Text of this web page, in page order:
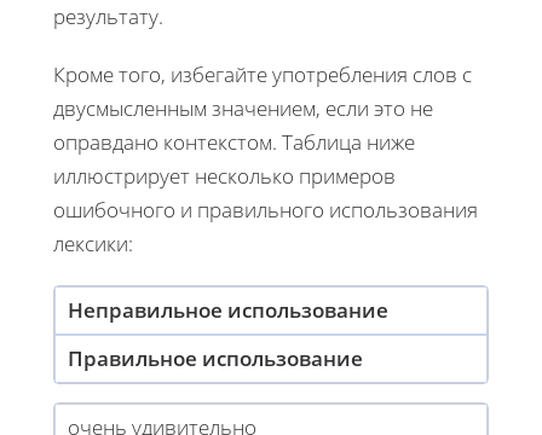
результату.
Кроме того, избегайте употребления слов с
двусмысленным значением, если это не
оправдано контекстом. Таблица ниже
иллюстрирует несколько примеров
ошибочного и правильного использования
лексики:
Неправильное использование
Правильное использование
очень удивительно